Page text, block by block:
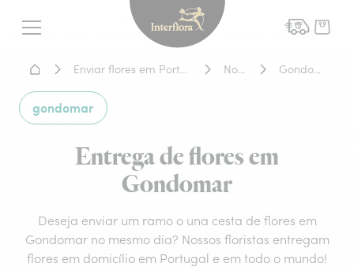
Menu
Interflora - entrega de
Home - Entrega de flores
Norte Gondomar
gondomar
Entrega de flores em
Gondomar
Deseja enviar um ramo o una cesta de flores em
Gondomar no mesmo dia? Nossos floristas entregam
flores em domicílio em Portugal e em todo o mundo!